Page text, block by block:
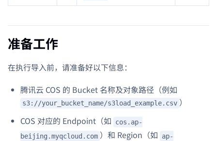
准备工作
在执行导入前，请准备好以下信息：
腾讯云 COS 的 Bucket 名称及对象路径（例如
s3://your_bucket_name/s3load_example.csv ）
COS 对应的 Endpoint（如
cos.ap-
beijing.myqcloud.com ）和 Region（如
ap-